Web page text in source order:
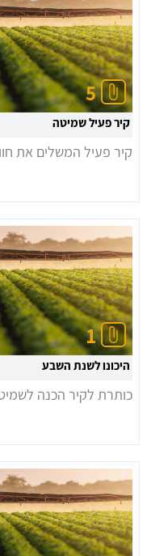
5
קיר פעיל שמיטה
קיר פעיל המשלים את
1
היכונו לשנת השבע
כותרת לקיר הכנה